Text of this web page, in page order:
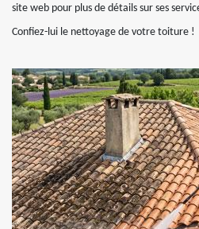
site web pour plus de détails sur ses
Confiez-lui le nettoyage de votre toiture !